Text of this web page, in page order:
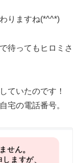
りますね(*^^*)
待ってもヒロミさ
ていたのです！
宅の電話番号。